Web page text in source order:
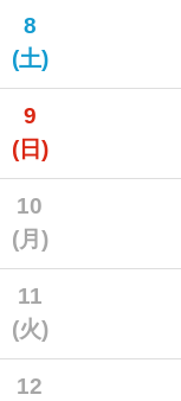
8
(土)
9
(日)
10
(月)
11
(火)
12